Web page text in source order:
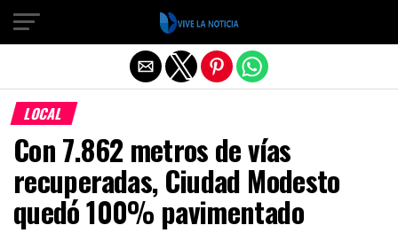
LOCAL
Con 7.862 metros de vías
recuperadas, Ciudad Modesto
quedó 100% pavimentado
Salir de la versión móvil